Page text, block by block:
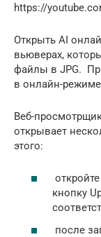
https://
Открыть AI
вьюверах,
файлы в JPG.
в онлайн-
Веб-
открывает
этого:
кнопку
после